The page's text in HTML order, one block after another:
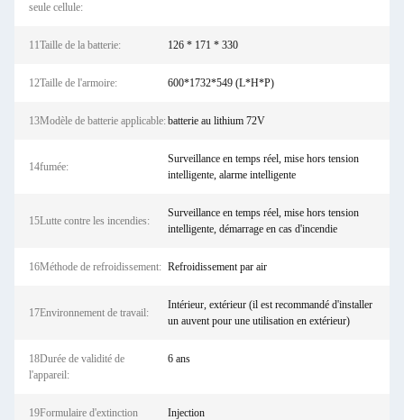
seule cellule:
11Taille de la batterie: 126 * 171 * 330
12Taille de l'armoire: 600*1732*549 (L*H*P)
13Modèle de batterie applicable:batterie au lithium 72V
14fumée:
Surveillance en temps réel, mise hors tension
intelligente, alarme intelligente
15Lutte contre les incendies:
Surveillance en temps réel, mise hors tension
intelligente, démarrage en cas d'incendie
16Méthode de refroidissement: Refroidissement par air
17Environnement de travail:
Intérieur, extérieur (il est recommandé d'installer
un auvent pour une utilisation en extérieur)
18Durée de validité de
l'appareil:
6 ans
19Formulaire d'extinction
Injection